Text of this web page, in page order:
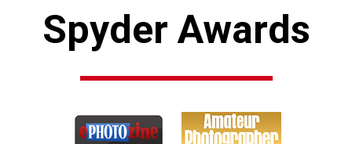
Spyder Awards